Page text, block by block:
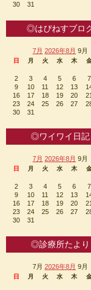
30
31
◎はぴねすブロ
7月 2026年8月 9月
日 月 火 水 木
2
3 4 5 6 7
9
10 11 12 13
16
17 18 19 20 21
23
24 25 26 27
30
31
◎ワイワイ日記
7月 2026年8月 9月
日 月 火 水 木
2
3 4 5 6 7
9
10 11 12 13
16
17 18 19 20 21
23
24 25 26 27
30
31
◎診療所たより
7月 2026年8月 9月
日 月 火 水 木